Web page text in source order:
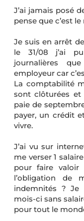
J’ai jamais posé
pense que c’est
Je suis en arrêt
le 31/08 j’ai
journalières
employeur car
La comptabilité
sont clôturées
paie de
payer, un crédit
vivre.
J’ai vu sur
me verser 1
pour faire
l’obligation de
indemnités ? Je
mois-ci sans
pour tout le